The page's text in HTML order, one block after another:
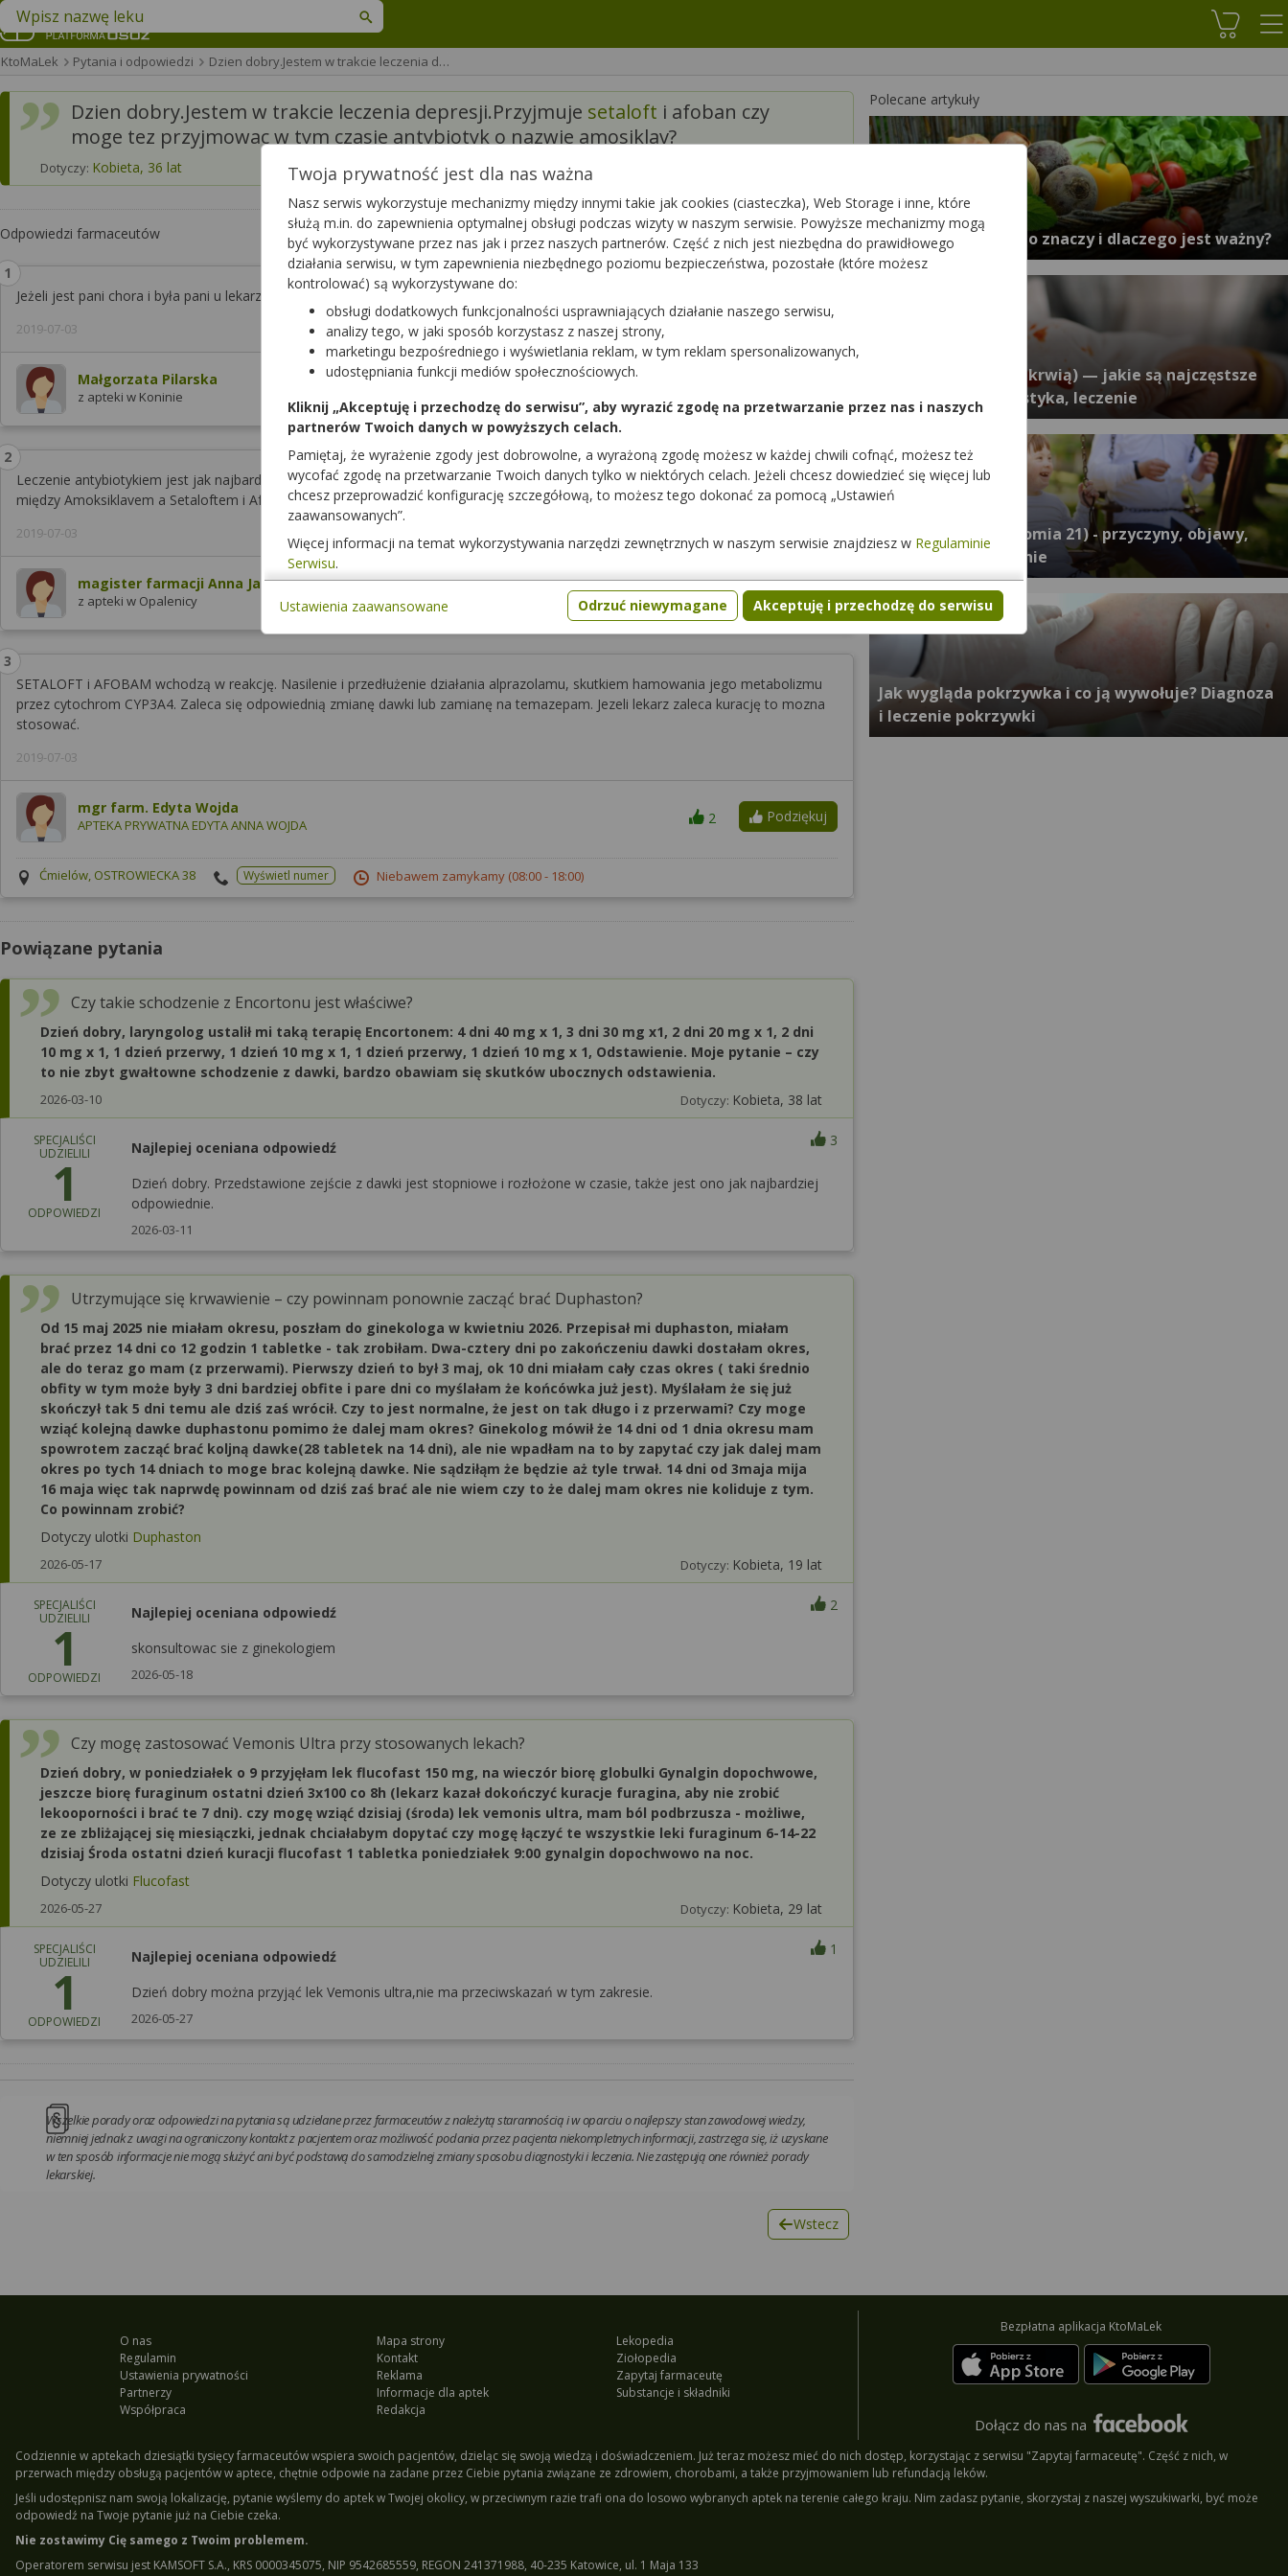
Koszyk
Znajdź lek w swojej okolicy
KtoMaLek Pytania i odpowiedzi Dzien dobry.Jestem w trakcie leczenia d…
Dzien dobry.Jestem w trakcie leczenia depresji.Przyjmuje setaloft i afoban czy
moge tez przyjmowac w tym czasie antybiotyk o nazwie amosiklav?
Dotyczy: Kobieta, 36 lat
Odpowiedzi farmaceutów
Jeżeli jest pani chora i była pani u lekarza to oczywiście , że ma pani brać antybiotyk.
2019-07-03
Małgorzata Pilarska
z apteki w Koninie
Leczenie antybiotykiem jest jak najbardziej możliwe, proszę nie brać ich w tym samym czasie, tylko zrobić 2-godzinną przerwę
między Amoksiklavem a Setaloftem i Afobamem
2019-07-03
magister farmacji Anna Jankowska
z apteki w Opalenicy
Podziękuj
0
SETALOFT i AFOBAM wchodzą w reakcję. Nasilenie i przedłużenie działania alprazolamu, skutkiem hamowania jego metabolizmu
przez cytochrom CYP3A4. Zaleca się odpowiednią zmianę dawki lub zamianę na temazepam. Jezeli lekarz zaleca kurację to mozna
stosować.
2019-07-03
mgr farm. Edyta Wojda
APTEKA PRYWATNA EDYTA ANNA WOJDA
Ćmielów, OSTROWIECKA 38 Wyświetl numer Niebawem zamykamy (08:00 - 18:00)
Podziękuj
2
Powiązane pytania
Czy takie schodzenie z Encortonu jest właściwe?
Dzień dobry, laryngolog ustalił mi taką terapię Encortonem: 4 dni 40 mg x 1, 3 dni 30 mg x1, 2 dni 20 mg x 1, 2 dni
10 mg x 1, 1 dzień przerwy, 1 dzień 10 mg x 1, 1 dzień przerwy, 1 dzień 10 mg x 1, Odstawienie. Moje pytanie – czy
to nie zbyt gwałtowne schodzenie z dawki, bardzo obawiam się skutków ubocznych odstawienia.
2026-03-10 Dotyczy: Kobieta, 38 lat
SPECJALIŚCI
UDZIELILI
1
ODPOWIEDZI
Najlepiej oceniana odpowiedź 3
Dzień dobry. Przedstawione zejście z dawki jest stopniowe i rozłożone w czasie, także jest ono jak najbardziej
odpowiednie.
2026-03-11
Utrzymujące się krwawienie – czy powinnam ponownie zacząć brać Duphaston?
Od 15 maj 2025 nie miałam okresu, poszłam do ginekologa w kwietniu 2026. Przepisał mi duphaston, miałam
brać przez 14 dni co 12 godzin 1 tabletke - tak zrobiłam. Dwa-cztery dni po zakończeniu dawki dostałam okres,
ale do teraz go mam (z przerwami). Pierwszy dzień to był 3 maj, ok 10 dni miałam cały czas okres ( taki średnio
obfity w tym może były 3 dni bardziej obfite i pare dni co myślałam że końcówka już jest). Myślałam że się już
skończył tak 5 dni temu ale dziś zaś wrócił. Czy to jest normalne, że jest on tak długo i z przerwami? Czy moge
wziąć kolejną dawke duphastonu pomimo że dalej mam okres? Ginekolog mówił że 14 dni od 1 dnia okresu mam
spowrotem zacząć brać koljną dawke(28 tabletek na 14 dni), ale nie wpadłam na to by zapytać czy jak dalej mam
okres po tych 14 dniach to moge brac kolejną dawke. Nie sądziłąm że będzie aż tyle trwał. 14 dni od 3maja mija
16 maja więc tak naprwdę powinnam od dziś zaś brać ale nie wiem czy to że dalej mam okres nie koliduje z tym.
Co powinnam zrobić?
Dotyczy ulotki Duphaston
2026-05-17 Dotyczy: Kobieta, 19 lat
SPECJALIŚCI
UDZIELILI
1
ODPOWIEDZI
Najlepiej oceniana odpowiedź 2
skonsultowac sie z ginekologiem
2026-05-18
Czy mogę zastosować Vemonis Ultra przy stosowanych lekach?
Dzień dobry, w poniedziałek o 9 przyjęłam lek flucofast 150 mg, na wieczór biorę globulki Gynalgin dopochwowe,
jeszcze biorę furaginum ostatni dzień 3x100 co 8h (lekarz kazał dokończyć kuracje furagina, aby nie zrobić
lekooporności i brać te 7 dni). czy mogę wziąć dzisiaj (środa) lek vemonis ultra, mam ból podbrzusza - możliwe,
ze ze zbliżającej się miesiączki, jednak chciałabym dopytać czy mogę łączyć te wszystkie leki furaginum 6-14-22
dzisiaj Środa ostatni dzień kuracji flucofast 1 tabletka poniedziałek 9:00 gynalgin dopochwowo na noc.
Dotyczy ulotki Flucofast
2026-05-27 Dotyczy: Kobieta, 29 lat
SPECJALIŚCI
UDZIELILI
1
ODPOWIEDZI
Najlepiej oceniana odpowiedź 1
Dzień dobry można przyjąć lek Vemonis ultra,nie ma przeciwskazań w tym zakresie.
2026-05-27
Wszelkie porady oraz odpowiedzi na pytania są udzielane przez farmaceutów z należytą starannością i w oparciu o najlepszy stan zawodowej wiedzy,
niemniej jednak z uwagi na ograniczony kontakt z pacjentem oraz możliwość podania przez pacjenta niekompletnych informacji, zastrzega się, iż uzyskane
w ten sposób informacje nie mogą służyć ani być podstawą do samodzielnej zmiany sposobu diagnostyki i leczenia. Nie zastępują one również porady
lekarskiej.
Wstecz
Polecane artykuły
Czysty skład — co to znaczy i dlaczego jest ważny?
Krwioplucie (plucie krwią) — jakie są najczęstsze
przyczyny? Diagnostyka, leczenie
Zespół Downa (trisomia 21) - przyczyny, objawy,
rozpoznanie, leczenie
Jak wygląda pokrzywka i co ją wywołuje? Diagnoza
i leczenie pokrzywki
O nas
Regulamin
Ustawienia prywatności
Partnerzy
Współpraca
Mapa strony
Kontakt
Reklama
Informacje dla aptek
Redakcja
Lekopedia
Ziołopedia
Zapytaj farmaceutę
Substancje i składniki
Bezpłatna aplikacja KtoMaLek
Dołącz do nas na
Codziennie w aptekach dziesiątki tysięcy farmaceutów wspiera swoich pacjentów, dzieląc się swoją wiedzą i doświadczeniem. Już teraz możesz mieć do nich dostęp, korzystając z serwisu "Zapytaj farmaceutę". Część z nich, w
przerwach między obsługą pacjentów w aptece, chętnie odpowie na zadane przez Ciebie pytania związane ze zdrowiem, chorobami, a także przyjmowaniem lub refundacją leków.
Jeśli udostępnisz nam swoją lokalizację, pytanie wyślemy do aptek w Twojej okolicy, w przeciwnym razie trafi ona do losowo wybranych aptek na terenie całego kraju. Nim zadasz pytanie, skorzystaj z naszej wyszukiwarki, być może
odpowiedź na Twoje pytanie już na Ciebie czeka.
Nie zostawimy Cię samego z Twoim problemem.
Operatorem serwisu jest KAMSOFT S.A., KRS 0000345075, NIP 9542685559, REGON 241371988, 40-235 Katowice, ul. 1 Maja 133
Twoja prywatność jest dla nas ważna
Nasz serwis wykorzystuje mechanizmy między innymi takie jak cookies (ciasteczka), Web Storage i inne, które
służą m.in. do zapewnienia optymalnej obsługi podczas wizyty w naszym serwisie. Powyższe mechanizmy mogą
być wykorzystywane przez nas jak i przez naszych partnerów. Część z nich jest niezbędna do prawidłowego
działania serwisu, w tym zapewnienia niezbędnego poziomu bezpieczeństwa, pozostałe (które możesz
kontrolować) są wykorzystywane do:
obsługi dodatkowych funkcjonalności usprawniających działanie naszego serwisu,
analizy tego, w jaki sposób korzystasz z naszej strony,
marketingu bezpośredniego i wyświetlania reklam, w tym reklam spersonalizowanych,
udostępniania funkcji mediów społecznościowych.
Kliknij „Akceptuję i przechodzę do serwisu”, aby wyrazić zgodę na przetwarzanie przez nas i naszych
partnerów Twoich danych w powyższych celach.
Pamiętaj, że wyrażenie zgody jest dobrowolne, a wyrażoną zgodę możesz w każdej chwili cofnąć, możesz też
wycofać zgodę na przetwarzanie Twoich danych tylko w niektórych celach. Jeżeli chcesz dowiedzieć się więcej lub
chcesz przeprowadzić konfigurację szczegółową, to możesz tego dokonać za pomocą „Ustawień
zaawansowanych”.
Więcej informacji na temat wykorzystywania narzędzi zewnętrznych w naszym serwisie znajdziesz w Regulaminie
Serwisu.
Odrzuć niewymagane Akceptuję i przechodzę do serwisu
Ustawienia zaawansowane